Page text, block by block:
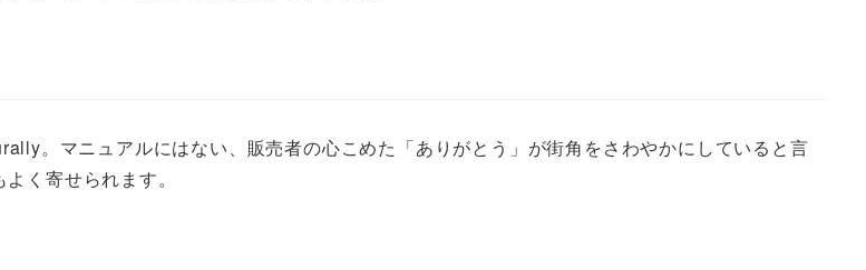
。マニュアルにはない、販売者の心こめた「ありがとう」が街角をさわやかにしていると言
く寄せられます。